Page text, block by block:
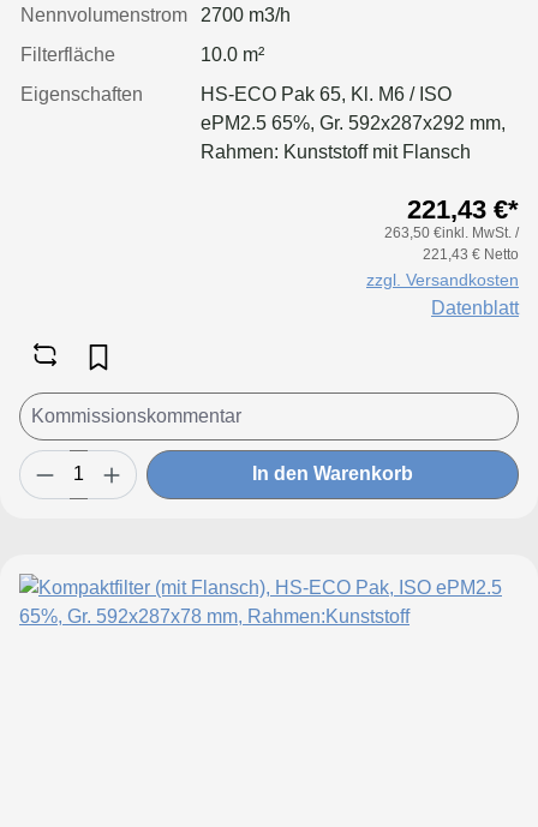
Nennvolumenstrom
2700 m3/h
Filterfläche
10.0 m²
Eigenschaften
HS-ECO Pak 65, Kl. M6 / ISO
ePM2.5 65%, Gr. 592x287x292 mm,
Rahmen: Kunststoff mit Flansch
221,43 €*
263,50 €inkl. MwSt. /
221,43 € Netto
zzgl. Versandkosten
Datenblatt
In den Warenkorb